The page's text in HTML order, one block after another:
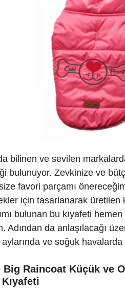
bilinen ve sevilen
bulunuyor. Zevkinize ve
favori parçamı
için tasarlanarak
bulunan bu kıyafeti
Adından da anlaşılacağı
aylarında ve soğuk
Big Raincoat Küçük ve